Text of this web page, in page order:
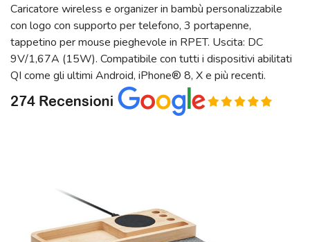
Caricatore wireless e organizer in bambù personalizzabile
con logo con supporto per telefono, 3 portapenne,
tappetino per mouse pieghevole in RPET. Uscita: DC
9V/1,67A (15W). Compatibile con tutti i dispositivi abilitati
QI come gli ultimi Android, iPhone® 8, X e più recenti.